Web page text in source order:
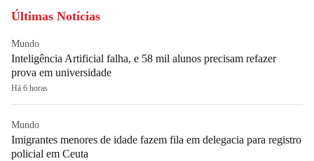
Últimas Notícias
Mundo
Inteligência Artificial falha, e 58 mil alunos precisam refazer
prova em universidade
Há 6 horas
Mundo
Imigrantes menores de idade fazem fila em delegacia para registro
policial em Ceuta